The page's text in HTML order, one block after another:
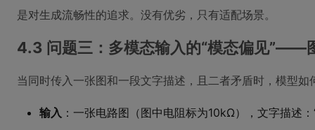
是对生成流畅性的追求。没有优劣，只有适配场景。
4.3 问题三：多模态输入的“模态偏见”——
当同时传入一张图和一段文字描述，且二者矛盾时，模型
输入 ：一张电路图（图中电阻标为10kΩ），文字描述